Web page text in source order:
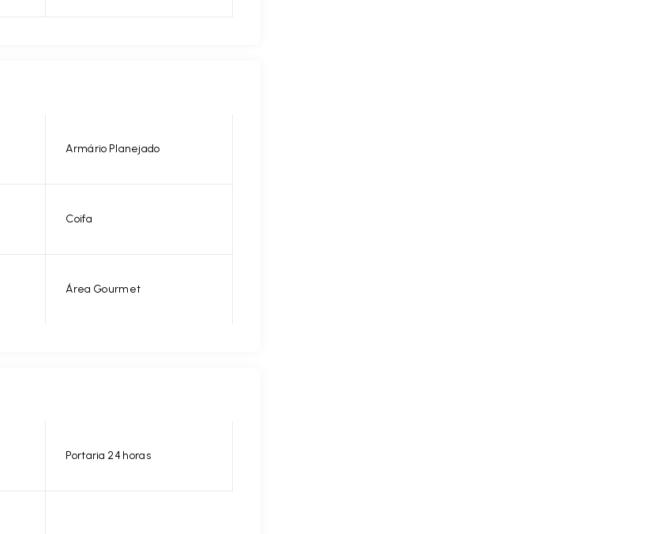
Armário Planejado
Coifa
Área Gourmet
Portaria 24 horas